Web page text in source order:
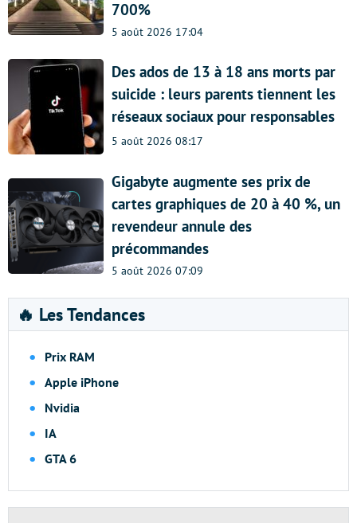
700%
5 août 2026 17:04
Des ados de 13 à 18 ans morts par
suicide : leurs parents tiennent les
réseaux sociaux pour responsables
5 août 2026 08:17
Gigabyte augmente ses prix de
cartes graphiques de 20 à 40 %, un
revendeur annule des
précommandes
5 août 2026 07:09
🔥 Les Tendances
Prix RAM
Apple iPhone
Nvidia
IA
GTA 6